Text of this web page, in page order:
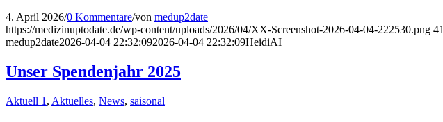
4. April 2026/0 Kommentare/von medup2date
https://medizinuptodate.de/wp-content/uploads/2026/04/XX-Screenshot-2026-04-04-222530.png
medup2date2026-04-04 22:32:092026-04-04 22:32:09HeidiAI
Unser Spendenjahr 2025
Aktuell 1 , Aktuelles, News, saisonal